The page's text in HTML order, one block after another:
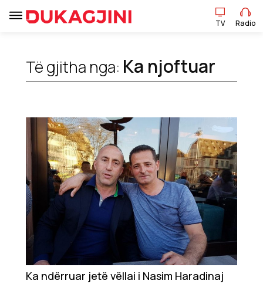
Lajme
Sport
Pikëpamje
Art Jete
Kulturë
Showbiz
Ekonomi
TV Radio
Të gjitha nga: Ka njoftuar
Ka ndërruar jetë vëllai i Nasim Haradinaj